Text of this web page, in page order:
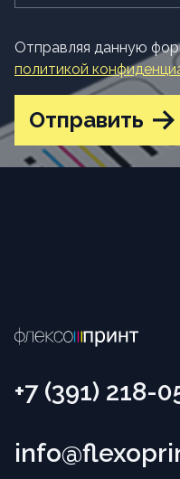
Отправляя данную
политикой
Отправить
+7 (391) 218-